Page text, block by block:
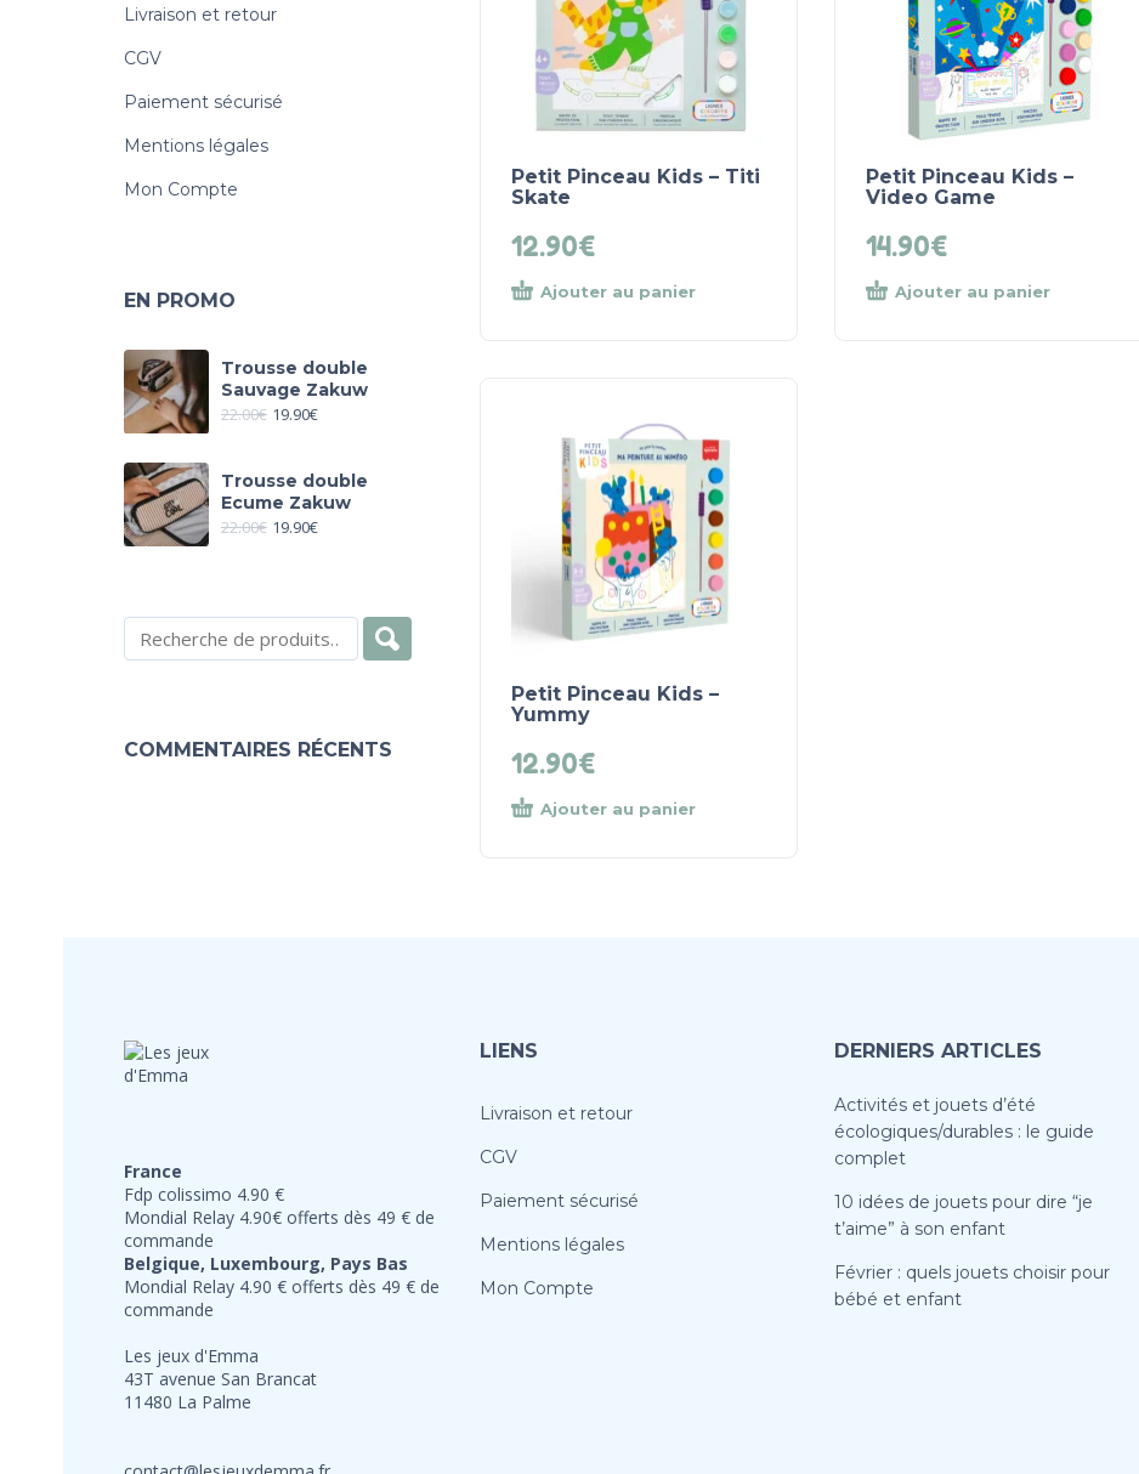
Livraison et retour
CGV
Paiement sécurisé
Mentions légales
Mon Compte
EN PROMO
Trousse double
Sauvage Zakuw
22.00€ 19.90€
Trousse double
Ecume Zakuw
22.00€ 19.90€
COMMENTAIRES RÉCENTS
Petit Pinceau Kids – Titi
Skate
12.90€
Ajouter au panier
Petit Pinceau Kids –
Video Game
14.90€
Ajouter au panier
Petit Pinceau Kids –
Yummy
12.90€
Ajouter au panier
France
Fdp colissimo 4.90 €
Mondial Relay 4.90€ offerts dès 49 € de
commande
Belgique, Luxembourg, Pays Bas
Mondial Relay 4.90 € offerts dès 49 € de
commande
Les jeux d'Emma
43T avenue San Brancat
11480 La Palme
LIENS
Livraison et retour
CGV
Paiement sécurisé
Mentions légales
Mon Compte
DERNIERS ARTICLES
Activités et jouets d’été
écologiques/durables : le guide
complet
10 idées de jouets pour dire “je
t’aime” à son enfant
Février : quels jouets choisir pour
bébé et enfant